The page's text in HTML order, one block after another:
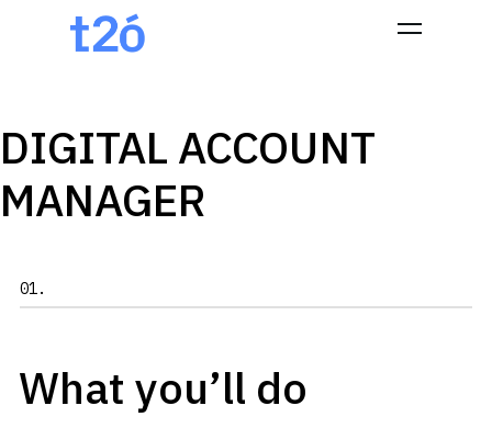
Hit enter to search or ESC to close
DIGITAL ACCOUNT
MANAGER
01.
What you’ll do